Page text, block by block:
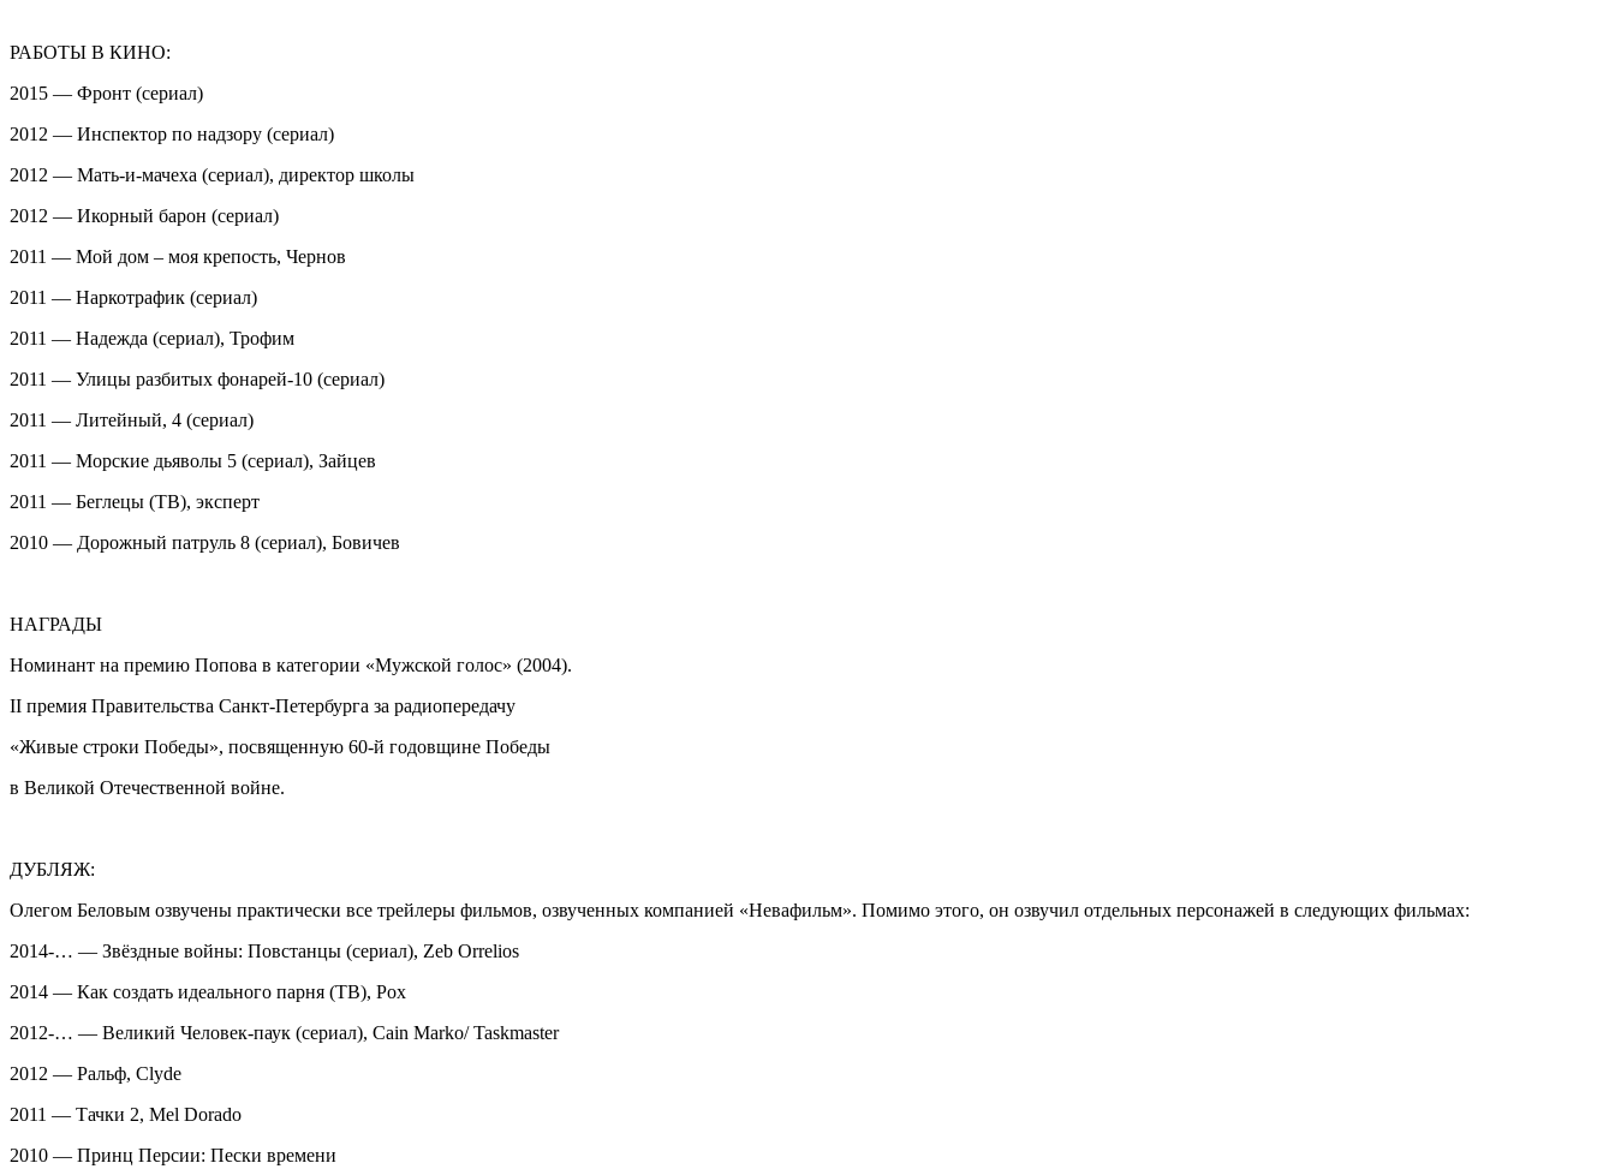
РАБОТЫ В КИНО:
2015 — Фронт (сериал)
2012 — Инспектор по надзору (сериал)
2012 — Мать-и-мачеха (сериал), директор школы
2012 — Икорный барон (сериал)
2011 — Мой дом – моя крепость, Чернов
2011 — Наркотрафик (сериал)
2011 — Надежда (сериал), Трофим
2011 — Улицы разбитых фонарей-10 (сериал)
2011 — Литейный, 4 (сериал)
2011 — Морские дьяволы 5 (сериал), Зайцев
2011 — Беглецы (ТВ), эксперт
2010 — Дорожный патруль 8 (сериал), Бовичев
НАГРАДЫ
Номинант на премию Попова в категории «Мужской голос» (2004).
II премия Правительства Санкт-Петербурга за радиопередачу
«Живые строки Победы», посвященную 60-й годовщине Победы
в Великой Отечественной войне.
ДУБЛЯЖ:
Олегом Беловым озвучены практически все трейлеры фильмов, озвученных компанией «Невафильм». Помимо этого, он озвучил отдельных персонажей в следующих фильмах:
2014-… — Звёздные войны: Повстанцы (сериал), Zeb Orrelios
2014 — Как создать идеального парня (ТВ), Pox
2012-… — Великий Человек-паук (сериал), Cain Marko/ Taskmaster
2012 — Ральф, Clyde
2011 — Тачки 2, Mel Dorado
2010 — Принц Персии: Пески времени